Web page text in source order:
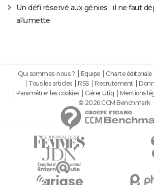
Un défi réservé aux génies : il ne faut
allumette
Qui sommes-nous ? Equipe Charte éditoriale
Tous les articles
RSS Recrutement
Paramétrer les cookies
Gérer Utiq Mentions
© 2026 CCM Benchmark